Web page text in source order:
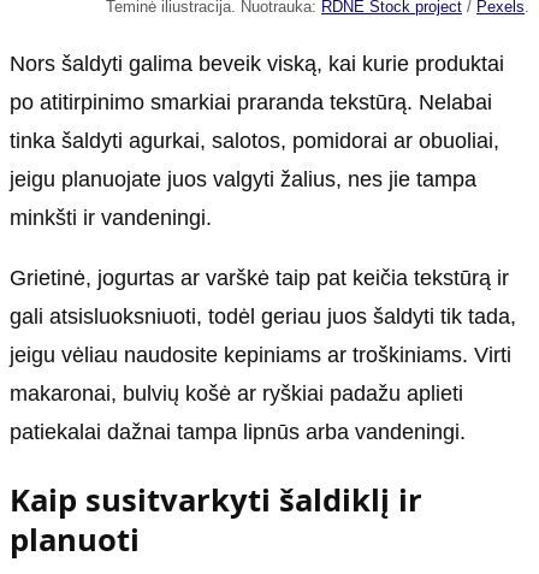
Teminė iliustracija. Nuotrauka: RDNE Stock project / Pexels.
Nors šaldyti galima beveik viską, kai kurie produktai
po atitirpinimo smarkiai praranda tekstūrą. Nelabai
tinka šaldyti agurkai, salotos, pomidorai ar obuoliai,
jeigu planuojate juos valgyti žalius, nes jie tampa
minkšti ir vandeningi.
Grietinė, jogurtas ar varškė taip pat keičia tekstūrą ir
gali atsisluoksniuoti, todėl geriau juos šaldyti tik tada,
jeigu vėliau naudosite kepiniams ar troškiniams. Virti
makaronai, bulvių košė ar ryškiai padažu aplieti
patiekalai dažnai tampa lipnūs arba vandeningi.
Kaip susitvarkyti šaldiklį ir
planuoti